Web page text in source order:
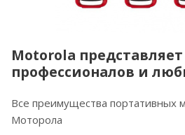
Motorola
профессионалов и
Все преимущества портативных
Моторола